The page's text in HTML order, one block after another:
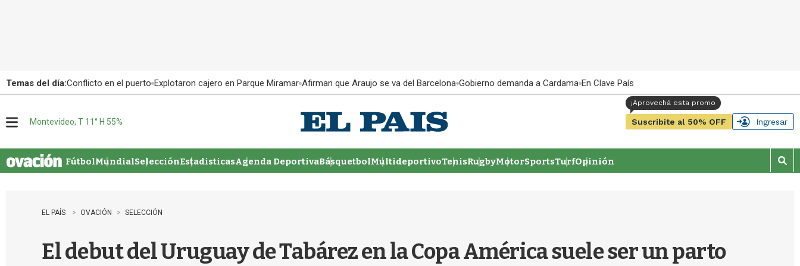
Temas del día:Conflicto en el puerto Explotaron cajero en Parque Miramar Afirman que Araujo se va del Barcelona Gobierno demanda a Cardama En Clave País
u
Montevideo, T 11° H 55% Suscribite al 50% OFF Ingresar
FútbolMundialSelecciónEstadisticasAgenda DeportivaBásquetbolMultideportivoTenisRugbyMotorSportsTurfOpinión
M
o
EL PAÍS OVACIÓN SELECCIÓN
El debut del Uruguay de Tabárez en la Copa América suele ser un parto